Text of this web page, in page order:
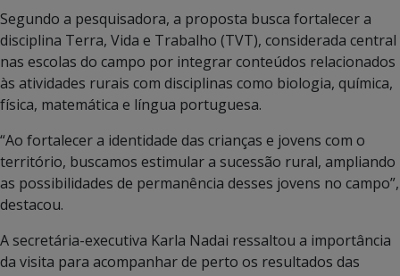
Segundo a pesquisadora, a proposta busca fortalecer a
disciplina Terra, Vida e Trabalho (TVT), considerada central
nas escolas do campo por integrar conteúdos relacionados
às atividades rurais com disciplinas como biologia, química,
física, matemática e língua portuguesa.
“Ao fortalecer a identidade das crianças e jovens com o
território, buscamos estimular a sucessão rural, ampliando
as possibilidades de permanência desses jovens no campo”,
destacou.
A secretária-executiva Karla Nadai ressaltou a importância
da visita para acompanhar de perto os resultados das